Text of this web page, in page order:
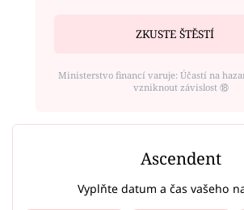
ZKUSTE ŠTĚSTÍ
Ministerstvo financí varuje: Účastí na
vzniknout závislost ⑱
Ascendent
Vyplňte datum a čas vašeho